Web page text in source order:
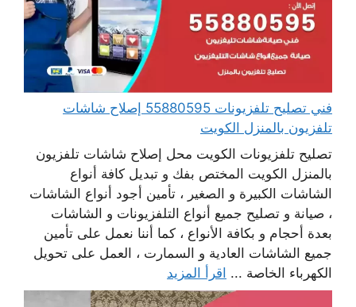
فني تصليح تلفزيونات 55880595 إصلاح شاشات
تلفزيون بالمنزل الكويت
تصليح تلفزيونات الكويت محل إصلاح شاشات تلفزيون
بالمنزل الكويت المختص بفك و تبديل كافة أنواع
الشاشات الكبيرة و الصغير ، تأمين أجود أنواع الشاشات
، صيانة و تصليح جميع أنواع التلفزيونات و الشاشات
بعدة أحجام و بكافة الأنواع ، كما أننا نعمل على تأمين
جميع الشاشات العادية و السمارت ، العمل على تحويل
الكهرباء الخاصة ... اقرأ المزيد